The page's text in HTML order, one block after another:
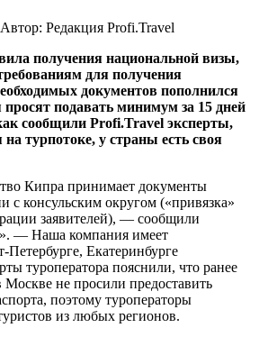
Автор: Редакция Profi.Travel
получения национальной визы,
для получения
документов пополнился
подавать минимум за 15 дней
сообщили Profi.Travel эксперты,
турпотоке, у страны есть своя
Кипра принимает документы
с консульским округом («привязка»
заявителей), — сообщили
— Наша компания имеет
Екатеринбурге
туроператора пояснили, что ранее
Москве не просили предоставить
поэтому туроператоры
из любых регионов.